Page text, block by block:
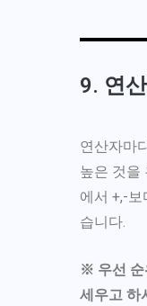
9. 연
연산자마
높은 것을
에서 +,-
습니다.
※ 우선 순
세우고 하